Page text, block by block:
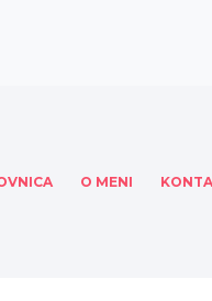
O MENI